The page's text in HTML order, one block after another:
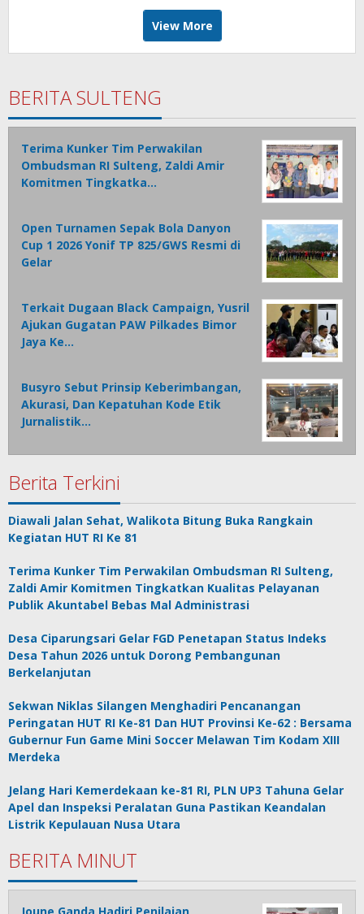
View More
BERITA SULTENG
Terima Kunker Tim Perwakilan
Ombudsman RI Sulteng, Zaldi Amir
Komitmen Tingkatka…
Open Turnamen Sepak Bola Danyon
Cup 1 2026 Yonif TP 825/GWS Resmi di
Gelar
Terkait Dugaan Black Campaign, Yusril
Ajukan Gugatan PAW Pilkades Bimor
Jaya Ke…
Busyro Sebut Prinsip Keberimbangan,
Akurasi, Dan Kepatuhan Kode Etik
Jurnalistik…
Berita Terkini
Diawali Jalan Sehat, Walikota Bitung Buka Rangkain
Kegiatan HUT RI Ke 81
Terima Kunker Tim Perwakilan Ombudsman RI Sulteng,
Zaldi Amir Komitmen Tingkatkan Kualitas Pelayanan
Publik Akuntabel Bebas Mal Administrasi
Desa Ciparungsari Gelar FGD Penetapan Status Indeks
Desa Tahun 2026 untuk Dorong Pembangunan
Berkelanjutan
Sekwan Niklas Silangen Menghadiri Pencanangan
Peringatan HUT RI Ke-81 Dan HUT Provinsi Ke-62 : Bersama
Gubernur Fun Game Mini Soccer Melawan Tim Kodam XIII
Merdeka
Jelang Hari Kemerdekaan ke-81 RI, PLN UP3 Tahuna Gelar
Apel dan Inspeksi Peralatan Guna Pastikan Keandalan
Listrik Kepulauan Nusa Utara
BERITA MINUT